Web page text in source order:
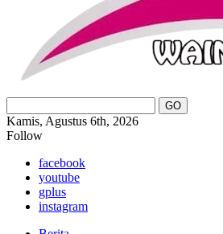
Kamis, Agustus 6th, 2026
Follow
facebook
youtube
gplus
instagram